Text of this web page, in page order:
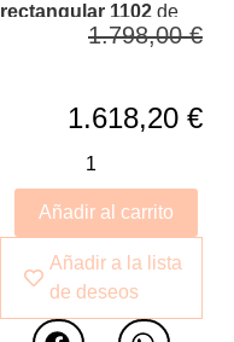
rectangular 1102de
diseño moderno con
originales patas de
madera en color nogal
son elementos claves a
destacar de su diseño.
1.798,00€
1.618,20 €
Añadir al carrito
Añadir a la lista
de deseos